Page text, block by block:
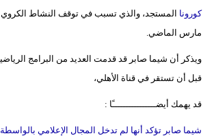
كورونا المستجد، والذي تسبب في توقف النشاط
مارس الماضي.
ويذكر أن شيما صابر قد قدمت العديد من البرامج
قبل أن تستقر في قناة الأهلي،
قد يهمك أيضــــــــــــــــًا :
شيما صابر تؤكد أنها لم تدخل المجال الإعلامي بالواسطة